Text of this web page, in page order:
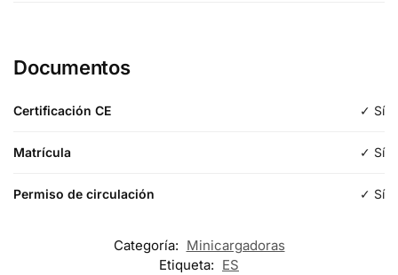
Estándar
Documentos
Certificación CE ✓ Sí
Matrícula ✓ Sí
Permiso de circulación ✓ Sí
Categoría: Minicargadoras
Etiqueta: ES